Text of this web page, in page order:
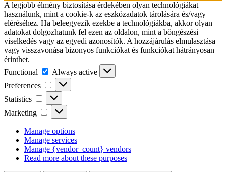
A legjobb élmény biztosítása érdekében olyan technológiákat
használunk, mint a cookie-k az eszközadatok tárolására és/vagy
eléréséhez. Ha beleegyezik ezekbe a technológiákba, akkor olyan
adatokat dolgozhatunk fel ezen az oldalon, mint a böngészési
viselkedés vagy az egyedi azonosítók. A hozzájárulás elmulasztása
vagy visszavonása bizonyos funkciókat és funkciókat hátrányosan
érinthet.
Functional
Functional
Always active
Preferences
Preferences
Statistics Statistics
Marketing Marketing
Manage options
Manage services
Manage {vendor_count} vendors
Read more about these purposes